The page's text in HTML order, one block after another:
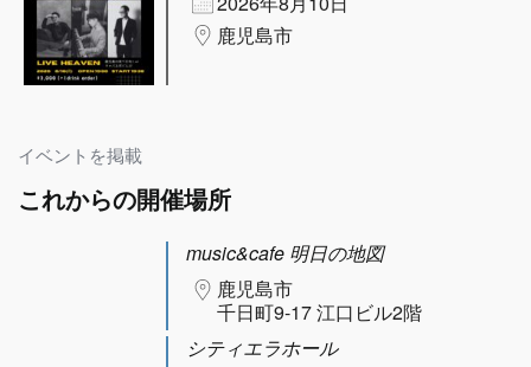
鹿児島市
イベントを掲載
これからの開催場所
music&cafe 明日の地図
鹿児島市
千日町9-17 江口ビル2階
シティエラホール